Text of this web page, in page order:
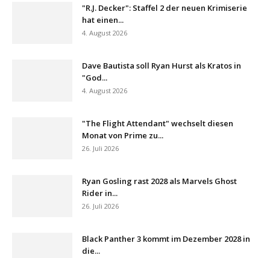
"R.J. Decker": Staffel 2 der neuen Krimiserie
hat einen...
4. August 2026
Dave Bautista soll Ryan Hurst als Kratos in
"God...
4. August 2026
"The Flight Attendant" wechselt diesen
Monat von Prime zu...
26. Juli 2026
Ryan Gosling rast 2028 als Marvels Ghost
Rider in...
26. Juli 2026
Black Panther 3 kommt im Dezember 2028 in
die...